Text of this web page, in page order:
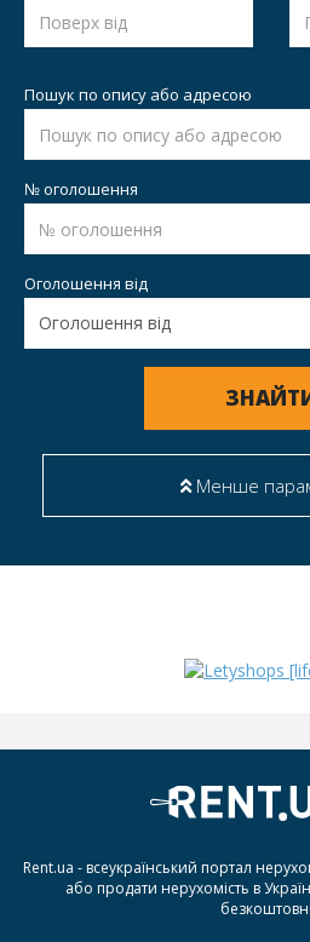
Пошук по опису або адресою
№ оголошення
Оголошення від
Менше
Rent.ua - всеукраїнський портал
або продати нерухомість в